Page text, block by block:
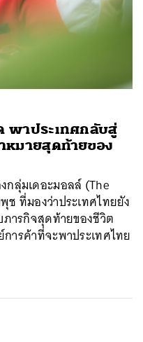
พาประเทศกลับสู่
หมายสุดท้ายของ
กลุ่มเดอะมอลล์ (The
ที่มองว่าประเทศไทยยัง
ภารกิจสุดท้ายของชีวิต
ารค้าที่จะพาประเทศไทย